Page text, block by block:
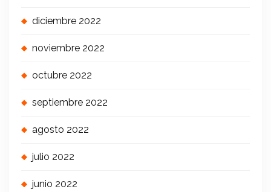
diciembre 2022
noviembre 2022
octubre 2022
septiembre 2022
agosto 2022
julio 2022
junio 2022